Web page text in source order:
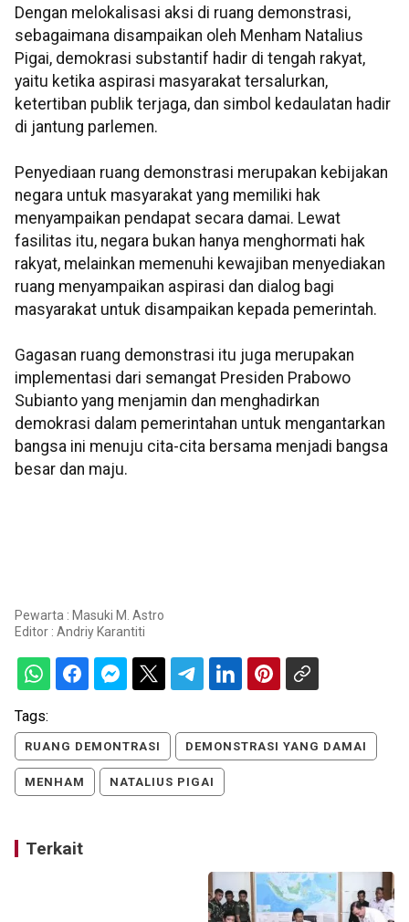
Dengan melokalisasi aksi di ruang demonstrasi,
sebagaimana disampaikan oleh Menham Natalius
Pigai, demokrasi substantif hadir di tengah rakyat,
yaitu ketika aspirasi masyarakat tersalurkan,
ketertiban publik terjaga, dan simbol kedaulatan hadir
di jantung parlemen.
Penyediaan ruang demonstrasi merupakan kebijakan
negara untuk masyarakat yang memiliki hak
menyampaikan pendapat secara damai. Lewat
fasilitas itu, negara bukan hanya menghormati hak
rakyat, melainkan memenuhi kewajiban menyediakan
ruang menyampaikan aspirasi dan dialog bagi
masyarakat untuk disampaikan kepada pemerintah.
Gagasan ruang demonstrasi itu juga merupakan
implementasi dari semangat Presiden Prabowo
Subianto yang menjamin dan menghadirkan
demokrasi dalam pemerintahan untuk mengantarkan
bangsa ini menuju cita-cita bersama menjadi bangsa
besar dan maju.
Pewarta : Masuki M. Astro
Editor : Andriy Karantiti
Tags:
RUANG DEMONTRASI DEMONSTRASI YANG DAMAI
MENHAM NATALIUS PIGAI
Terkait